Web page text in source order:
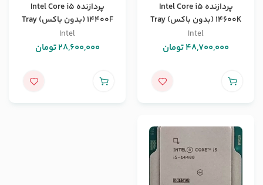
پردازنده Intel Core i5
14600K (بدون باکس) Tray
Intel
48,700,000تومان
پردازنده Intel Core i5
14400F (بدون باکس) Tray
Intel
28,600,000تومان